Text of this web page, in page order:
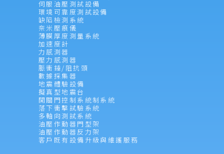
即時Excel導出
與標準的Excel數據匯出功能相比，
Dewesoft DS-CAL-BOX
伺服油壓測試設備
環境可靠度測試設備
缺陷檢測系統
奈米壓痕儀
薄膜厚度測量系統
加速度計
力感測器
壓力感測器
脈衝錘/阻抗頭
數據採集器
地震體驗設備
擬真型地震台
開關門控制系統制系統
落下衝擊試驗系統
多軸向測試系統
油壓作動器門型架
油壓作動器反力架
客戶既有設備升級與維護服務